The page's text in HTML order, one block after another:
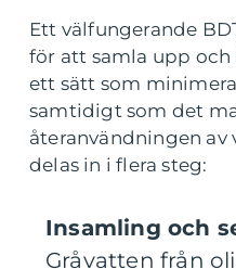
Ett välfungerande
för att samla upp
ett sätt som
samtidigt som det
återanvändningen av
delas in i flera steg:
Insamling och
Gråvatten från